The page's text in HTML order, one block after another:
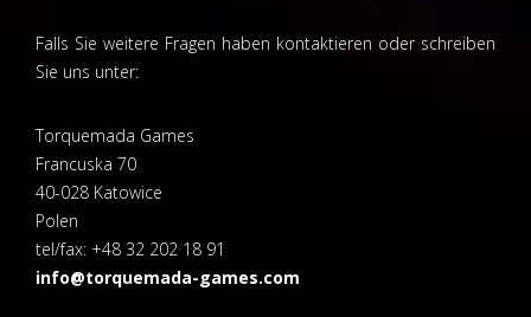
Falls Sie weitere Fragen haben kontaktieren oder schreiben
Sie uns unter:
Torquemada Games
Francuska 70
40-028 Katowice
Polen
tel/fax: +48 32 202 18 91
info@torquemada-games.com